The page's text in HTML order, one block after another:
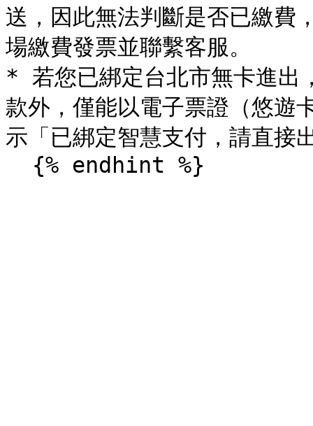
送，因此無法判斷是否已繳費
場繳費發票並聯繫客服。
* 若您已綁定台北市無卡進出
款外，僅能以電子票證（悠遊
示「已綁定智慧支付，請直接